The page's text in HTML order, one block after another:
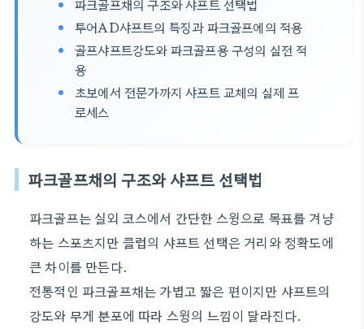
파크골프채의 구조와 샤프트 선택법
투어AD샤프트의 특징과 파크골프에의 적용
골프샤프트강도와 파크골프용 구성의 실전 적
용
초보에서 전문가까지 샤프트 교체의 실제 프
로세스
파크골프채의 구조와 샤프트 선택법
파크골프는 실외 코스에서 간단한 스윙으로 목표를 겨냥
하는 스포츠지만 클럽의 샤프트 선택은 거리와 정확도에
큰 차이를 만든다.
전통적인 파크골프채는 가볍고 짧은 편이지만 샤프트의
강도와 무게 분포에 따라 스윙의 느낌이 달라진다.